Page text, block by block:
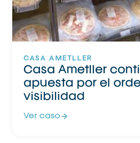
CASA AMETLLER
Casa Ametller
apuesta por el
visibilidad
Ver caso